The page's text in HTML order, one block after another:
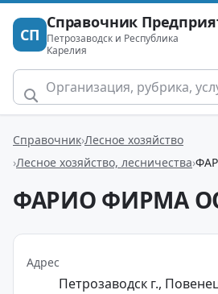
СП
Справочник
Петрозаводск и Республика
Карелия
Справочник Лесное хозяйство
Лесное хозяйство, лесничества
ФАРИО ФИРМА
Адрес
Петрозаводск г.,